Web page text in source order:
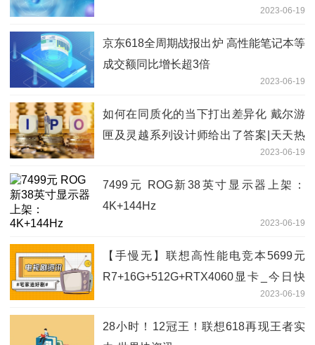
2023-06-19
京东618全周期战报出炉 高性能笔记本等
成交额同比增长超3倍
2023-06-19
如何在同质化的当下打出差异化 戴尔游
匣及灵越系列设计师给出了答案|天天热
2023-06-19
7499元 ROG新38英寸显示器上架：
4K+144Hz
2023-06-19
【手慢无】联想高性能电竞本5699元
R7+16G+512G+RTX4060显卡_今日快
2023-06-19
28小时！12冠王！联想618再现王者实